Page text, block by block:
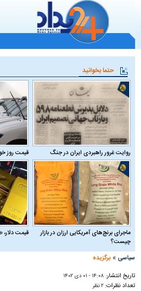
حتما بخوانید
روایت غرور راهبردی ایران در جنگ قیمت روز خودرو ۱۷
ماجرای برنج‌های آمریکایی ارزان در بازار
چیست؟
قیمت دلار، طلا و
سیاسی »برگزیده
تاریخ انتشار: ۱۴:۰۸ - ۰۱ دی ۱۴۰۲
تعداد نظرات:۲ نظر